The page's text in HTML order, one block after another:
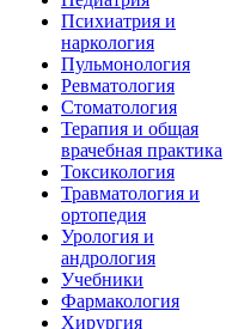
Психиатрия и
наркология
Пульмонология
Ревматология
Стоматология
Терапия и общая
врачебная практика
Токсикология
Травматология и
ортопедия
Урология и
андрология
Учебники
Фармакология
Хирургия